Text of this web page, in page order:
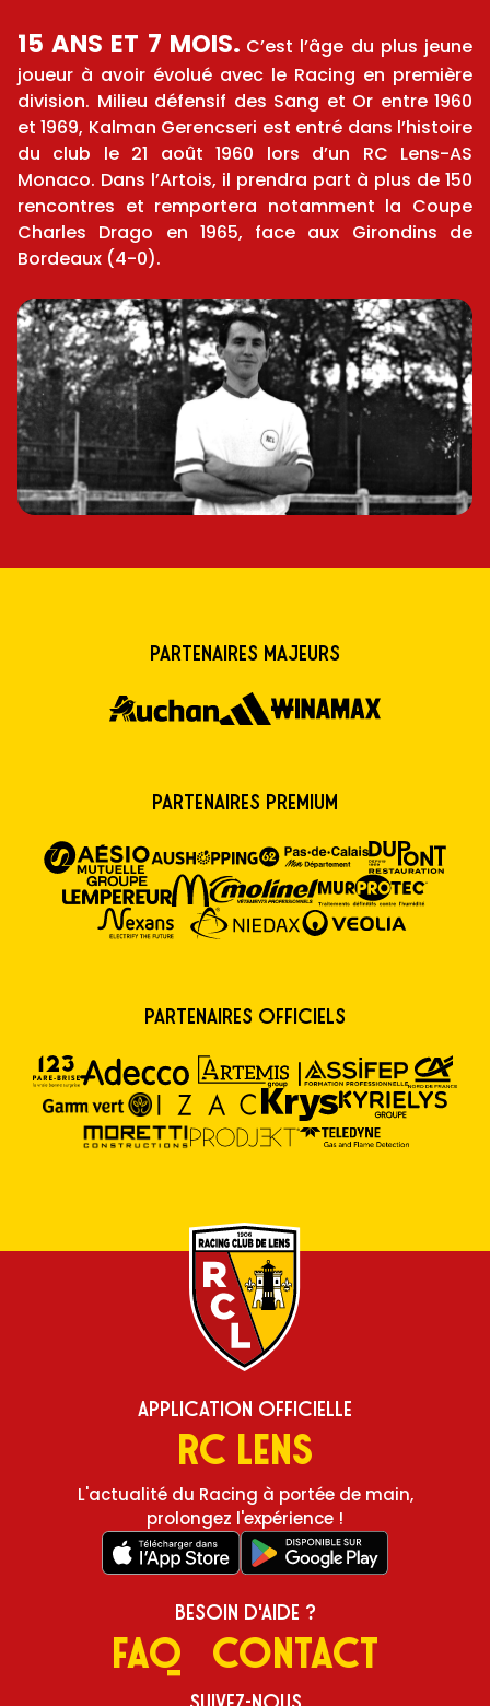
15 ANS ET 7 MOIS. C’est l’âge du plus jeune
joueur à avoir évolué avec le Racing en première
division. Milieu défensif des Sang et Or entre 1960
et 1969, Kalman Gerencseri est entré dans l’histoire
du club le 21 août 1960 lors d’un RC Lens-AS
Monaco. Dans l’Artois, il prendra part à plus de 150
rencontres et remportera notamment la Coupe
Charles Drago en 1965, face aux Girondins de
Bordeaux (4-0).
Partenaires majeurs
Partenaires premium
Partenaires Officiels
Application Officielle
RC Lens
L'actualité du Racing à portée de main,
prolongez l'expérience !
Besoin d'aide ?
FAQ Contact